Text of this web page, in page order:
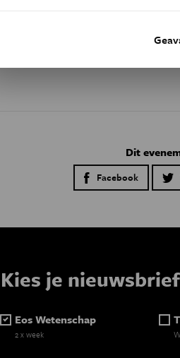
Dit
Facebook
Kies je nieuwsbrief
Eos Wetenschap
2 x week